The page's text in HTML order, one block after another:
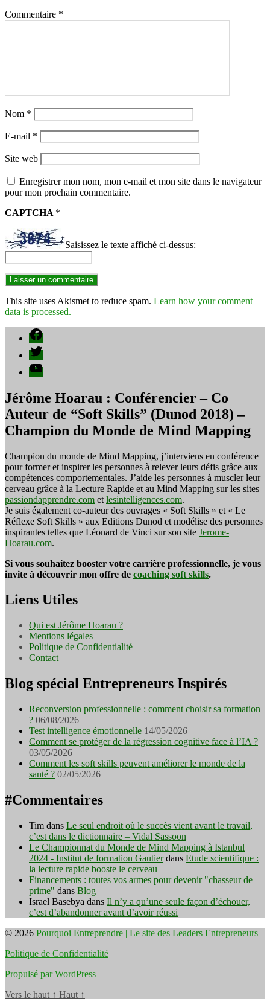
Commentaire *
Nom *
E-mail *
Site web
Enregistrer mon nom, mon e-mail et mon site dans le navigateur
pour mon prochain commentaire.
CAPTCHA *
Saisissez le texte affiché ci-dessus:
This site uses Akismet to reduce spam. Learn how your comment
data is processed.
Facebook
Twitter
YouTube
Jérôme Hoarau : Conférencier – Co
Auteur de “Soft Skills” (Dunod 2018) –
Champion du Monde de Mind Mapping
Champion du monde de Mind Mapping, j’interviens en conférence
pour former et inspirer les personnes à relever leurs défis grâce aux
compétences comportementales. J’aide les personnes à muscler leur
cerveau grâce à la Lecture Rapide et au Mind Mapping sur les sites
passiondapprendre.com et lesintelligences.com.
Je suis également co-auteur des ouvrages « Soft Skills » et « Le
Réflexe Soft Skills » aux Editions Dunod et modélise des personnes
inspirantes telles que Léonard de Vinci sur son site Jerome-
Hoarau.com.
Si vous souhaitez booster votre carrière professionnelle, je vous
invite à découvrir mon offre de coaching soft skills.
Liens Utiles
Qui est Jérôme Hoarau ?
Mentions légales
Politique de Confidentialité
Contact
Blog spécial Entrepreneurs Inspirés
Reconversion professionnelle : comment choisir sa formation
? 06/08/2026
Test intelligence émotionnelle 14/05/2026
Comment se protéger de la régression cognitive face à l’IA ?
03/05/2026
Comment les soft skills peuvent améliorer le monde de la
santé ? 02/05/2026
#Commentaires
Tim dans Le seul endroit où le succès vient avant le travail,
c’est dans le dictionnaire – Vidal Sassoon
Le Championnat du Monde de Mind Mapping à Istanbul
2024 - Institut de formation Gautierdans Etude scientifique :
la lecture rapide booste le cerveau
Financements : toutes vos armes pour devenir "chasseur de
prime" dans Blog
Israel Basebya dans Il n’y a qu’une seule façon d’échouer,
c’est d’abandonner avant d’avoir réussi
© 2026 Pourquoi Entreprendre | Le site des Leaders Entrepreneurs
Politique de Confidentialité
Propulsé par WordPress
Vers le haut ↑ Haut ↑